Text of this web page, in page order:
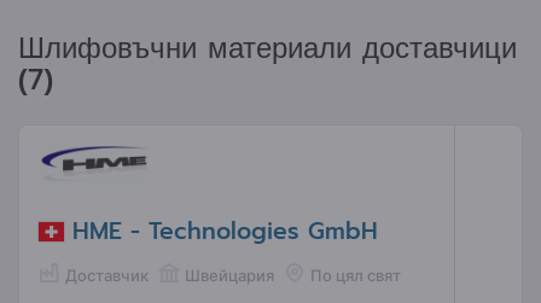
Шлифовъчни материали доставчици
(7)
HME - Technologies GmbH
Доставчик Швейцария По цял свят